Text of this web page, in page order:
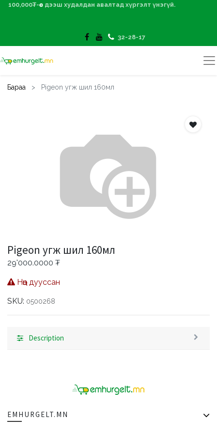
100,000₮-өөс дээш худалдан авалтад хүргэлт үнэгүй.
32-28-17
Бараа Pigeon угж шил 160мл
Pigeon угж шил 160мл
29'000.0000 ₮
Нөөц дууссан
SKU: 0500268
Description
EMHURGELT.MN